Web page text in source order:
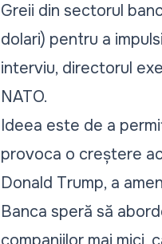
Greii din sectorul
dolari) pentru a
interviu, directorul
NATO.
Ideea este de a
provoca o creștere
Donald Trump, a
Banca speră să